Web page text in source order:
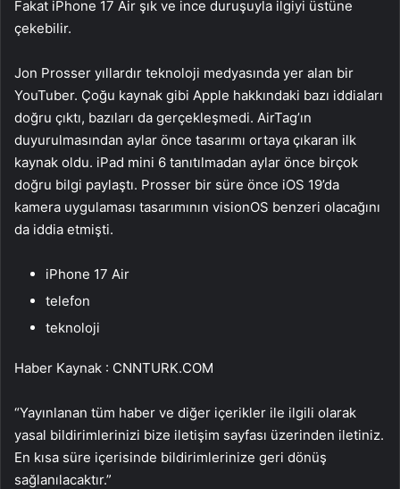
Fakat iPhone 17 Air şık ve ince duruşuyla ilgiyi üstüne
çekebilir.
Jon Prosser yıllardır teknoloji medyasında yer alan bir
YouTuber. Çoğu kaynak gibi Apple hakkındaki bazı iddiaları
doğru çıktı, bazıları da gerçekleşmedi. AirTag’ın
duyurulmasından aylar önce tasarımı ortaya çıkaran ilk
kaynak oldu. iPad mini 6 tanıtılmadan aylar önce birçok
doğru bilgi paylaştı. Prosser bir süre önce iOS 19’da
kamera uygulaması tasarımının visionOS benzeri olacağını
da iddia etmişti.
iPhone 17 Air
telefon
teknoloji
Haber Kaynak : CNNTURK.COM
“Yayınlanan tüm haber ve diğer içerikler ile ilgili olarak
yasal bildirimlerinizi bize iletişim sayfası üzerinden iletiniz.
En kısa süre içerisinde bildirimlerinize geri dönüş
sağlanılacaktır.”